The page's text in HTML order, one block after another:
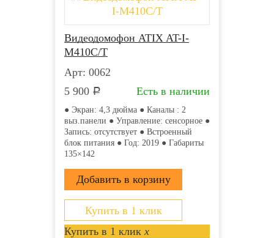
Видеодомофон ATIX AT-I-
М410C/T
Арт: 0062
5 900 Р Есть в наличии
● Экран: 4,3 дюйма ● Каналы : 2
выз.панели ● Управление: сенсорное ●
Запись: отсутствует ● Встроенный
блок питания ● Год: 2019 ● Габариты
135×142
Купить в 1 клик
Купить в 1 клик x